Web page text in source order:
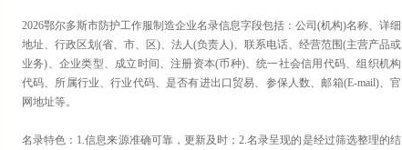
2026鄂尔多斯市防护工作服制造企业名录信息字段包括：公司(机构)名称、详细
地址、行政区划(省、市、区)、法人(负责人)、联系电话、经营范围(主营产品或
业务)、企业类型、成立时间、注册资本(币种)、统一社会信用代码、组织机构
代码、所属行业、行业代码、是否有进出口贸易、参保人数、邮箱(E-mail)、官
网地址等。
名录特色：1.信息来源准确可靠，更新及时；2.名录呈现的是经过筛选整理的结